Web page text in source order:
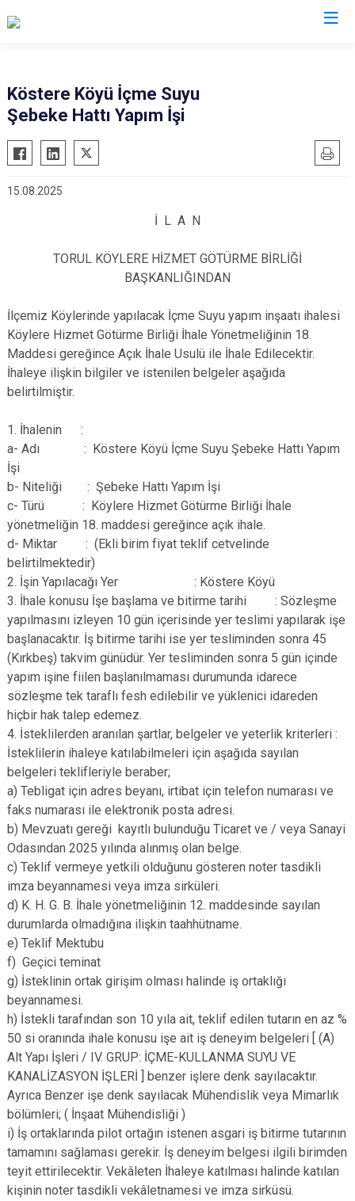
Kelkit
Köse
Şiran
Köstere Köyü İçme Suyu
Şebeke Hattı Yapım İşi
15.08.2025
İ L A N
TORUL KÖYLERE HİZMET GÖTÜRME BİRLİĞİ
BAŞKANLIĞINDAN
İlçemiz Köylerinde yapılacak İçme Suyu yapım inşaatı ihalesi
Köylere Hizmet Götürme Birliği İhale Yönetmeliğinin 18.
Maddesi gereğince Açık İhale Usulü ile İhale Edilecektir.
İhaleye ilişkin bilgiler ve istenilen belgeler aşağıda
belirtilmiştir.
1. İhalenin :
a- Adı : Köstere Köyü İçme Suyu Şebeke Hattı Yapım
İşi
b- Niteliği : Şebeke Hattı Yapım İşi
c- Türü : Köylere Hizmet Götürme Birliği İhale
yönetmeliğin 18. maddesi gereğince açık ihale.
d- Miktar : (Ekli birim fiyat teklif cetvelinde
belirtilmektedir)
2. İşin Yapılacağı Yer : Köstere Köyü
3. İhale konusu İşe başlama ve bitirme tarihi : Sözleşme
yapılmasını izleyen 10 gün içerisinde yer teslimi yapılarak işe
başlanacaktır. İş bitirme tarihi ise yer tesliminden sonra 45
(Kırkbeş) takvim günüdür. Yer tesliminden sonra 5 gün içinde
yapım işine fiilen başlanılmaması durumunda idarece
sözleşme tek taraflı fesh edilebilir ve yüklenici idareden
hiçbir hak talep edemez.
4. İsteklilerden aranılan şartlar, belgeler ve yeterlik kriterleri :
İsteklilerin ihaleye katılabilmeleri için aşağıda sayılan
belgeleri teklifleriyle beraber;
a) Tebligat için adres beyanı, irtibat için telefon numarası ve
faks numarası ile elektronik posta adresi.
b) Mevzuatı gereği kayıtlı bulunduğu Ticaret ve / veya Sanayi
Odasından 2025 yılında alınmış olan belge.
c) Teklif vermeye yetkili olduğunu gösteren noter tasdikli
imza beyannamesi veya imza sirküleri.
d) K. H. G. B. İhale yönetmeliğinin 12. maddesinde sayılan
durumlarda olmadığına ilişkin taahhütname.
e) Teklif Mektubu
f) Geçici teminat
g) İsteklinin ortak girişim olması halinde iş ortaklığı
beyannamesi.
h) İstekli tarafından son 10 yıla ait, teklif edilen tutarın en az %
50 si oranında ihale konusu işe ait iş deneyim belgeleri [ (A)
Alt Yapı İşleri / IV. GRUP: İÇME-KULLANMA SUYU VE
KANALİZASYON İŞLERİ ] benzer işlere denk sayılacaktır.
Ayrıca Benzer işe denk sayılacak Mühendislik veya Mimarlık
bölümleri; ( İnşaat Mühendisliği )
i) İş ortaklarında pilot ortağın istenen asgari iş bitirme tutarının
tamamını sağlaması gerekir. İş deneyim belgesi ilgili birimden
teyit ettirilecektir. Vekâleten İhaleye katılması halinde katılan
kişinin noter tasdikli vekâletnamesi ve imza sirküsü.